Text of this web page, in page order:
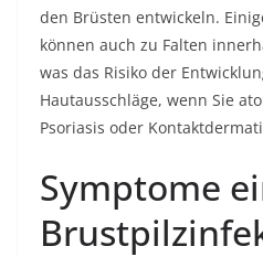
den Brüsten entwickeln.
können auch zu Falten
was das Risiko der
Hautausschläge, wenn Sie
Psoriasis oder
Symptome